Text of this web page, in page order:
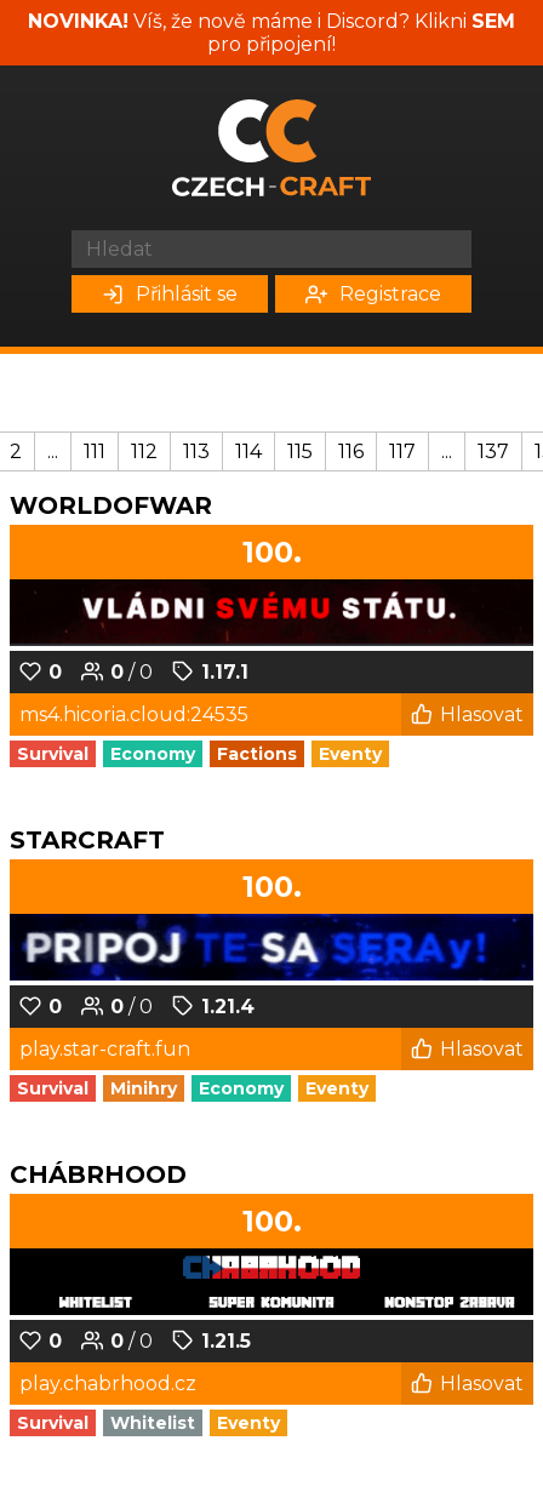
NOVINKA! Víš, že nově máme i Discord? Klikni SEM
pro připojení!
Přihlásit se Registrace
2 ... 111 112 113 114 115 116 117 ... 137
WORLDOFWAR
100.
0 0 / 0
1.17.1
ms4.hicoria.cloud:24535
Hlasovat
Survival Economy Factions Eventy
STARCRAFT
100.
0 0 / 0
1.21.4
play.star-craft.fun
Hlasovat
Survival Minihry Economy Eventy
CHÁBRHOOD
100.
0 0 / 0
1.21.5
play.chabrhood.cz
Hlasovat
Survival Whitelist Eventy